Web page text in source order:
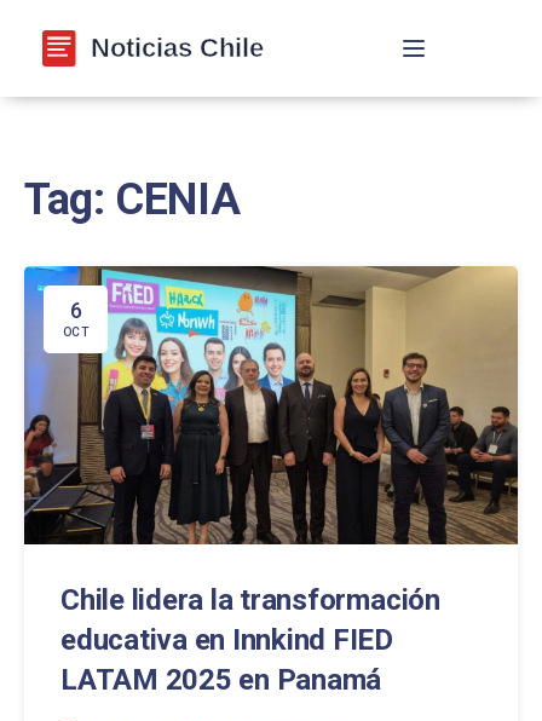
Navegación de
Tag: CENIA
6
OCT
Chile lidera la transformación
educativa en Innkind FIED
LATAM 2025 en Panamá